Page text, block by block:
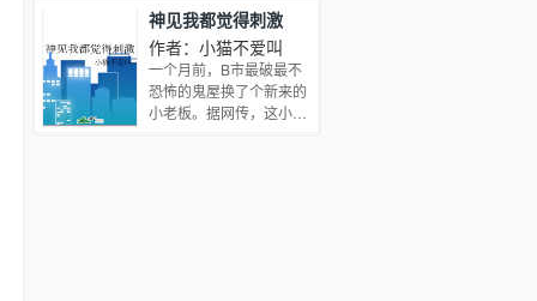
婚，感情不睦，各取所
需。 协议期满即将离婚时
路远白失忆了，再次醒来
自己不仅成了当红炸子
鸡，还和上市公司老总结
神见我都觉得刺激
作者：小猫不爱叫
一个月前，B市最破最不
恐怖的鬼屋换了个新来的
小老板。据网传，这小老